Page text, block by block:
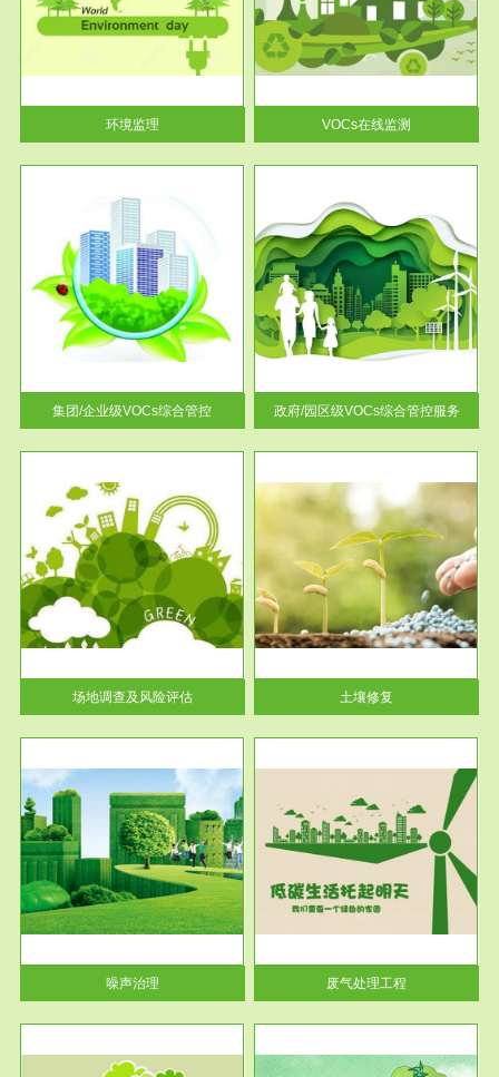
环境监理
VOCs在线监测
根据《重点区域大气污染防
治“十二五”规划》有机废气净化
率达...
VOCs在线监测
集团/企业级VOCs综合管控
服务范围
政府/园区级VOCs综合管控服务
根据《石化行业挥发性有机物综
合整治方案》文件要求，到2017
年，全...
政府/园区级VOCs综合管控服务
场地调查及风险评估
服务范围
土壤修复
土壤修复
噪声治理
服务范围
废气处理工程
废气处理工程